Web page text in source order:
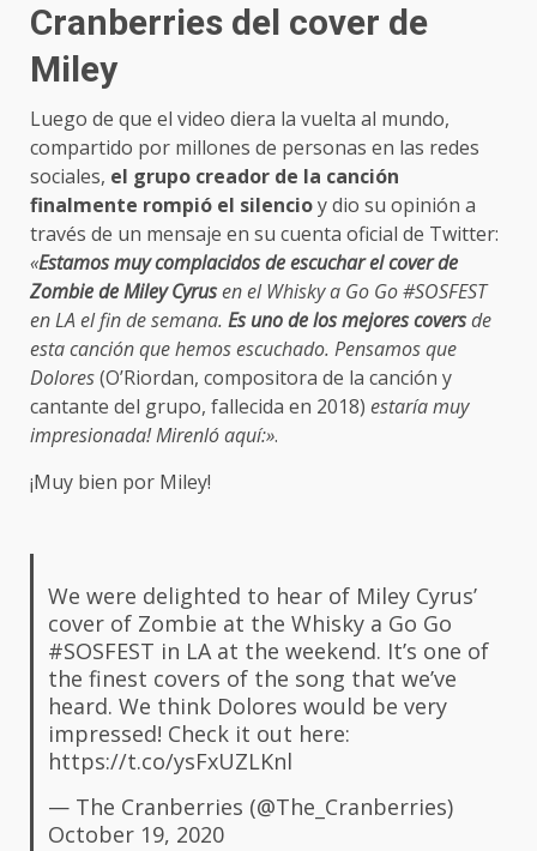
Cranberries del cover de
Miley
Luego de que el video diera la vuelta al mundo,
compartido por millones de personas en las redes
sociales, el grupo creador de la canción
finalmente rompió el silencioy dio su opinión a
través de un mensaje en su cuenta oficial de Twitter:
«Estamos muy complacidos de escuchar el cover de
Zombie de Miley Cyrusen el Whisky a Go Go #SOSFEST
en LA el fin de semana. Es uno de los mejores coversde
esta canción que hemos escuchado. Pensamos que
Dolores(O’Riordan, compositora de la canción y
cantante del grupo, fallecida en 2018) estaría muy
impresionada! Mirenló aquí:».
¡Muy bien por Miley!
We were delighted to hear of Miley Cyrus’
cover of Zombie at the Whisky a Go Go
#SOSFEST in LA at the weekend. It’s one of
the finest covers of the song that we’ve
heard. We think Dolores would be very
impressed! Check it out here:
https://t.co/ysFxUZLKnl
— The Cranberries (@The_Cranberries)
October 19, 2020